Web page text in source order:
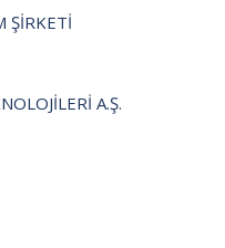
ŞİRKETİ
A.Ş.